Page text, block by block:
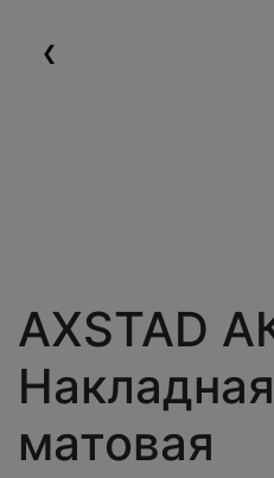
❮
AXSTAD
матовая